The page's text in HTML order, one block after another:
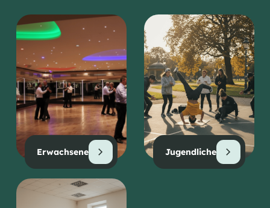
Erwachsene Jugendliche